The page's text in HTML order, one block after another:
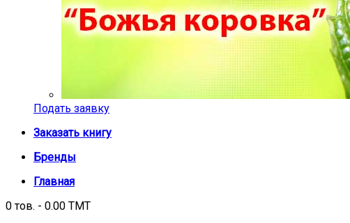
Подать заявку
Заказать книгу
Бренды
Главная
0 тов. - 0.00 TMT